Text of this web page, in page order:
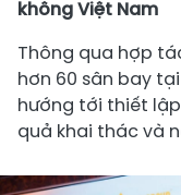
không Việt Nam
Thông qua hợp
hơn 60 sân bay
hướng tới thiết
quả khai thác và